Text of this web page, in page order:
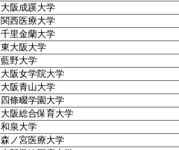
大阪成蹊大学
関西医療大学
千里金蘭大学
東大阪大学
藍野大学
大阪女学院大学
大阪青山大学
四條畷学園大学
大阪総合保育大学
和泉大学
森ノ宮医療大学